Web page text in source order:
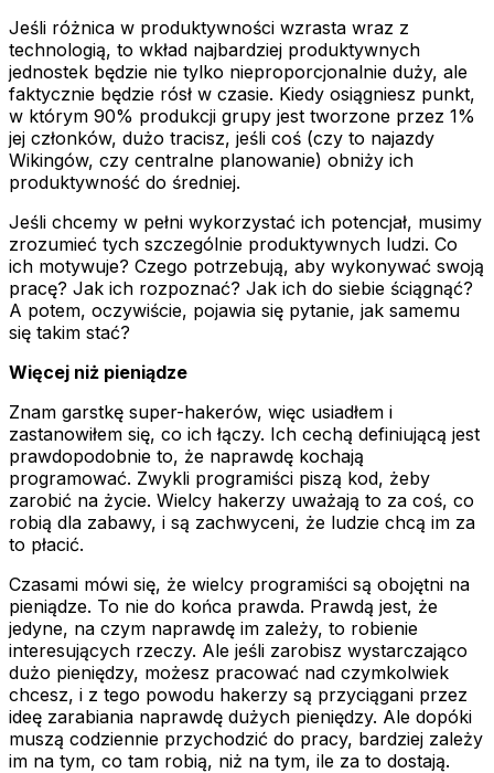
Jeśli różnica w produktywności wzrasta wraz z
technologią, to wkład najbardziej produktywnych
jednostek będzie nie tylko nieproporcjonalnie duży, ale
faktycznie będzie rósł w czasie. Kiedy osiągniesz punkt,
w którym 90% produkcji grupy jest tworzone przez 1%
jej członków, dużo tracisz, jeśli coś (czy to najazdy
Wikingów, czy centralne planowanie) obniży ich
produktywność do średniej.
Jeśli chcemy w pełni wykorzystać ich potencjał, musimy
zrozumieć tych szczególnie produktywnych ludzi. Co
ich motywuje? Czego potrzebują, aby wykonywać swoją
pracę? Jak ich rozpoznać? Jak ich do siebie ściągnąć?
A potem, oczywiście, pojawia się pytanie, jak samemu
się takim stać?
Więcej niż pieniądze
Znam garstkę super-hakerów, więc usiadłem i
zastanowiłem się, co ich łączy. Ich cechą definiującą jest
prawdopodobnie to, że naprawdę kochają
programować. Zwykli programiści piszą kod, żeby
zarobić na życie. Wielcy hakerzy uważają to za coś, co
robią dla zabawy, i są zachwyceni, że ludzie chcą im za
to płacić.
Czasami mówi się, że wielcy programiści są obojętni na
pieniądze. To nie do końca prawda. Prawdą jest, że
jedyne, na czym naprawdę im zależy, to robienie
interesujących rzeczy. Ale jeśli zarobisz wystarczająco
dużo pieniędzy, możesz pracować nad czymkolwiek
chcesz, i z tego powodu hakerzy są przyciągani przez
ideę zarabiania naprawdę dużych pieniędzy. Ale dopóki
muszą codziennie przychodzić do pracy, bardziej zależy
im na tym, co tam robią, niż na tym, ile za to dostają.